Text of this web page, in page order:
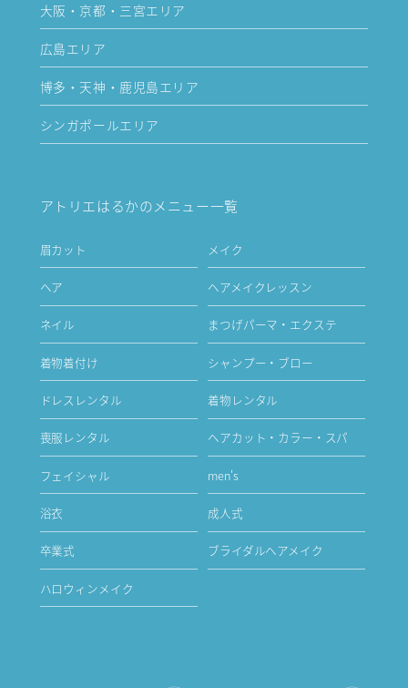
大阪・京都・三宮エリア
広島エリア
博多・天神・鹿児島エリア
シンガポールエリア
アトリエはるかのメニュー一覧
眉カット メイク
ヘア ヘアメイクレッスン
ネイル まつげパーマ・エクステ
着物着付け シャンプー・ブロー
ドレスレンタル 着物レンタル
喪服レンタル ヘアカット・カラー・スパ
フェイシャル men's
浴衣 成人式
卒業式 ブライダルヘアメイク
ハロウィンメイク